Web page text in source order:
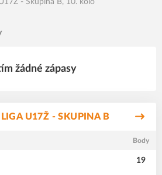
- Skupina B, 10. kolo
žádné zápasy
U17Ž - SKUPINA B
Body
19